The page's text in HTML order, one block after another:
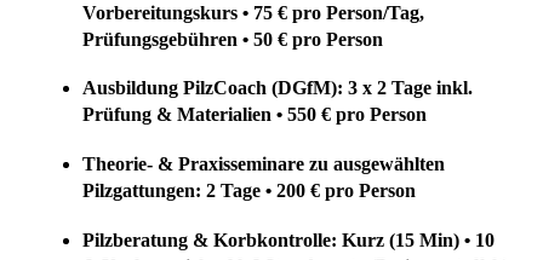
Vorbereitungskurs • 75 € pro Person/Tag,
Prüfungsgebühren • 50 € pro Person
Ausbildung PilzCoach (DGfM): 3 x 2 Tage inkl.
Prüfung & Materialien • 550 € pro Person
Theorie- & Praxisseminare zu ausgewählten
Pilzgattungen: 2 Tage • 200 € pro Person
Pilzberatung & Korbkontrolle: Kurz (15 Min) • 10